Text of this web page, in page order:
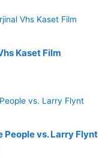
Kaset Film
People vs. Larry Flynt